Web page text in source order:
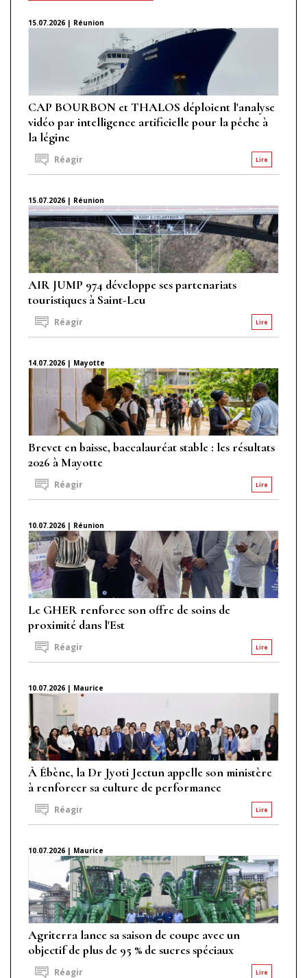
15.07.2026 | Réunion
CAP BOURBON et THALOS déploient l'analyse
vidéo par intelligence artificielle pour la pêche à
la légine
Lire
Réagir
15.07.2026 | Réunion
AIR JUMP 974 développe ses partenariats
touristiques à Saint-Leu
Lire
Réagir
14.07.2026 | Mayotte
Brevet en baisse, baccalauréat stable : les résultats
2026 à Mayotte
Lire
Réagir
10.07.2026 | Réunion
Le GHER renforce son offre de soins de
proximité dans l'Est
Lire
Réagir
10.07.2026 | Maurice
À Ébène, la Dr Jyoti Jeetun appelle son ministère
à renforcer sa culture de performance
Lire
Réagir
10.07.2026 | Maurice
Agriterra lance sa saison de coupe avec un
objectif de plus de 95 % de sucres spéciaux
Lire
Réagir